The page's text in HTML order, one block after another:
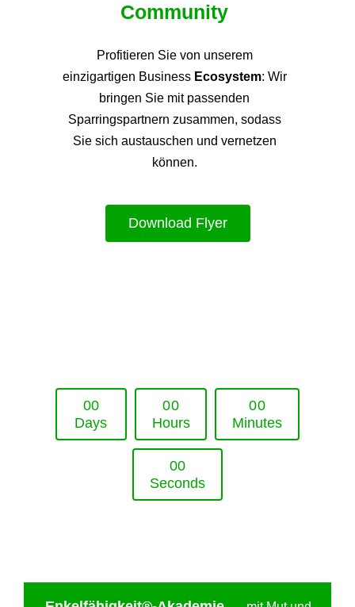
Community
Profitieren Sie von unserem
einzigartigen Business Ecosystem: Wir
bringen Sie mit passenden
Sparringspartnern zusammen, sodass
Sie sich austauschen und vernetzen
können.
Download Flyer
00
Days
00
Hours
00
Minutes
00
Seconds